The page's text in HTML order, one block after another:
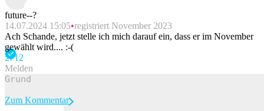
future--?
14.07.2024 15:05 registriert November 2023
Ach Schande, jetzt stelle ich mich darauf ein, dass er im November
gewählt wird.... :-(
2712
Melden
Zum Kommentar